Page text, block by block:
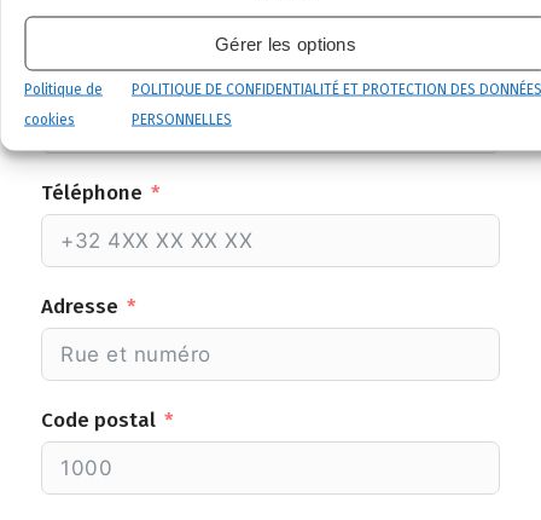
Gérer les options
Politique de
cookies
POLITIQUE DE CONFIDENTIALITÉ ET PROTECTION DES DONNÉES
PERSONNELLES
Email
Téléphone
Adresse
Code postal